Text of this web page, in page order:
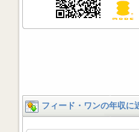
フィード・ワンの年収に